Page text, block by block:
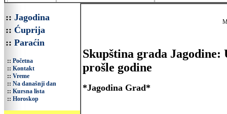
:: Jagodina
:: Ćuprija
:: Paraćin
:: Početna
:: Kontakt
:: Vreme
:: Na današnji dan
:: Kursna lista
:: Horoskop
Skupština grada Jagodine:
prošle godine
*Jagodina Grad*